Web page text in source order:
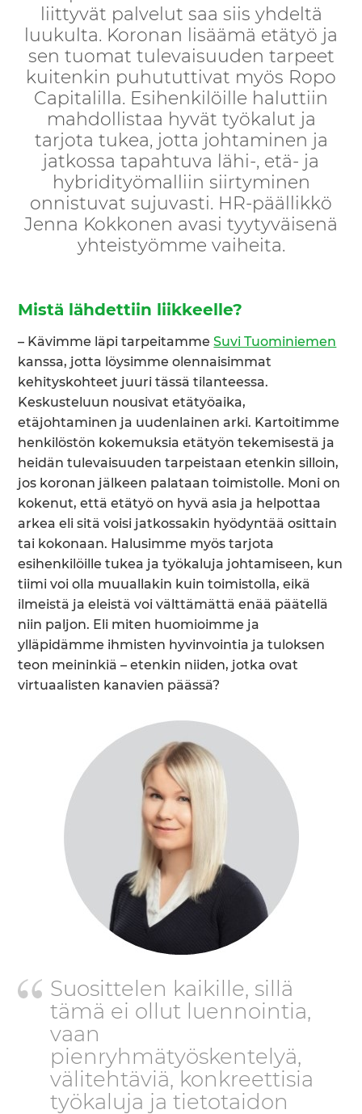
liittyvät palvelut saa siis yhdeltä
luukulta. Koronan lisäämä etätyö ja
sen tuomat tulevaisuuden tarpeet
kuitenkin puhututtivat myös Ropo
Capitalilla. Esihenkilöille haluttiin
mahdollistaa hyvät työkalut ja
tarjota tukea, jotta johtaminen ja
jatkossa tapahtuva lähi-, etä- ja
hybridityömalliin siirtyminen
onnistuvat sujuvasti. HR-päällikkö
Jenna Kokkonen avasi tyytyväisenä
yhteistyömme vaiheita.
Mistä lähdettiin liikkeelle?
– Kävimme läpi tarpeitammeSuvi Tuominiemen
kanssa, jotta löysimme olennaisimmat
kehityskohteet juuri tässä tilanteessa.
Keskusteluun nousivat etätyöaika,
etäjohtaminen ja uudenlainen arki. Kartoitimme
henkilöstön kokemuksia etätyön tekemisestä ja
heidän tulevaisuuden tarpeistaan etenkin silloin,
jos koronan jälkeen palataan toimistolle. Moni on
kokenut, että etätyö on hyvä asia ja helpottaa
arkea eli sitä voisi jatkossakin hyödyntää osittain
tai kokonaan. Halusimme myös tarjota
esihenkilöille tukea ja työkaluja johtamiseen, kun
tiimi voi olla muuallakin kuin toimistolla, eikä
ilmeistä ja eleistä voi välttämättä enää päätellä
niin paljon. Eli miten huomioimme ja
ylläpidämme ihmisten hyvinvointia ja tuloksen
teon meininkiä – etenkin niiden, jotka ovat
virtuaalisten kanavien päässä?
Suosittelen kaikille, sillä
tämä ei ollut luennointia,
vaan
pienryhmätyöskentelyä,
välitehtäviä, konkreettisia
työkaluja ja tietotaidon